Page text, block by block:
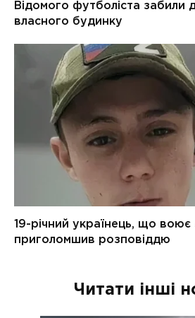
Читати інші